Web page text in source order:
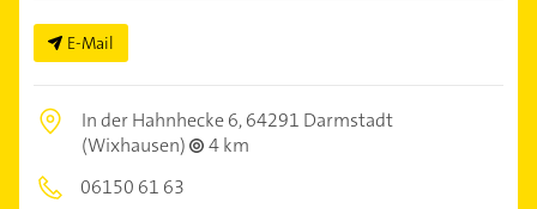
E-Mail
In der Hahnhecke 6,64291 Darmstadt
(Wixhausen)
4 km
06150 61 63